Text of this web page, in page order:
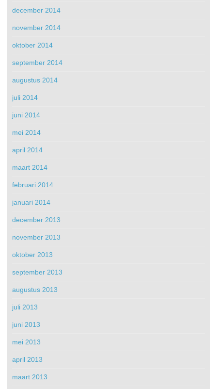
december 2014
november 2014
oktober 2014
september 2014
augustus 2014
juli 2014
juni 2014
mei 2014
april 2014
maart 2014
februari 2014
januari 2014
december 2013
november 2013
oktober 2013
september 2013
augustus 2013
juli 2013
juni 2013
mei 2013
april 2013
maart 2013